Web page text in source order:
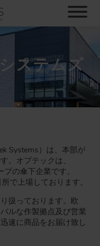
ステムズ
Systems）は、本部が
。オプテックは、
の傘下企業です。
で上場しております。
扱っております。欧
ルな作製拠点及び営業
速に商品をお届け致し